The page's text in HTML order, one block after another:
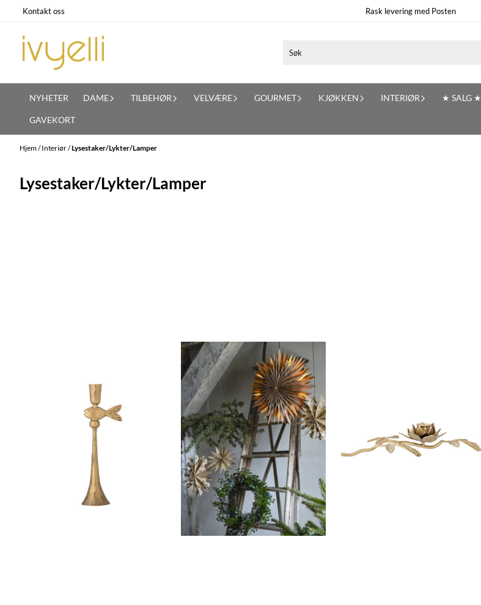
Hopp til innhold
Kontakt oss Rask levering med Posten
NYHETER DAME TILBEHØR VELVÆRE GOURMET KJØKKEN INTERIØR ★ SALG ★
GAVEKORT
Hjem/Interiør/Lysestaker/Lykter/Lamper
Lysestaker/Lykter/Lamper